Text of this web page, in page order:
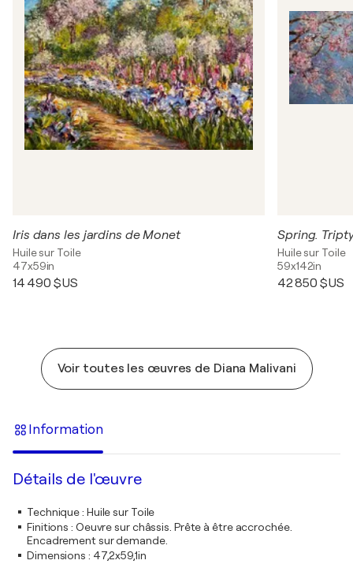
Iris dans les jardins de Monet
Huile sur Toile
47x59in
14 490 $US
Spring.
Huile sur Toile
59x142in
42 850 $US
Voir toutes les œuvres de Diana Malivani
Information
Détails de l'œuvre
Technique: Huile sur Toile
Finitions : Oeuvre sur châssis. Prête à être accrochée.
Encadrement sur demande.
Dimensions : 47,2x59,1in